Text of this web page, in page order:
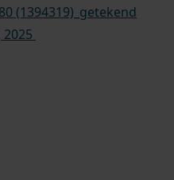
(1394319)_getekend